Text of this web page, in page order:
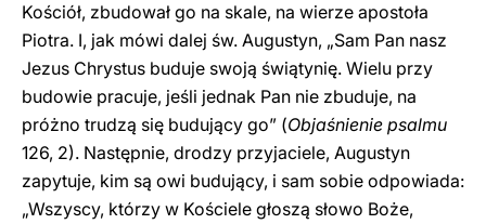
Kościół, zbudował go na skale, na wierze apostoła
Piotra. I, jak mówi dalej św. Augustyn, „Sam Pan nasz
Jezus Chrystus buduje swoją świątynię. Wielu przy
budowie pracuje, jeśli jednak Pan nie zbuduje, na
próżno trudzą się budujący go” (Objaśnienie psalmu
126, 2). Następnie, drodzy przyjaciele, Augustyn
zapytuje, kim są owi budujący, i sam sobie odpowiada:
„Wszyscy, którzy w Kościele głoszą słowo Boże,